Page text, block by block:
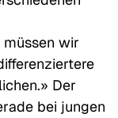
wir
Der
bei jungen